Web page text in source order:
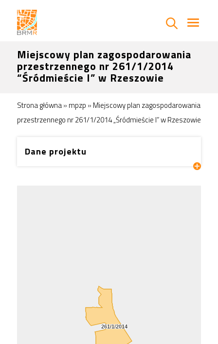
Miejscowy plan zagospodarowania
przestrzennego nr 261/1/2014
“Śródmieście I” w Rzeszowie
Strona główna» mpzp » Miejscowy plan zagospodarowania
przestrzennego nr 261/1/2014 „Śródmieście I” w Rzeszowie
Dane projektu